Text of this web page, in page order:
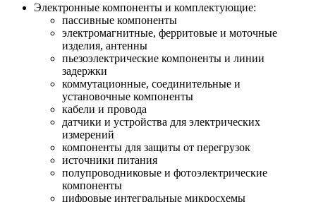
Электронные компоненты и комплектующие:
пассивные компоненты
электромагнитные, ферритовые и моточные
изделия, антенны
пьезоэлектрические компоненты и линии
задержки
коммутационные, соединительные и
установочные компоненты
кабели и провода
датчики и устройства для электрических
измерений
компоненты для защиты от перегрузок
источники питания
полупроводниковые и фотоэлектрические
компоненты
цифровые интегральные микросхемы